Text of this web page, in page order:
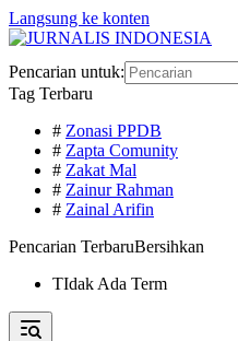
Langsung ke konten
Pencarian untuk:
Tag Terbaru
# Zonasi PPDB
# Zapta Comunity
# Zakat Mal
# Zainur Rahman
# Zainal Arifin
Pencarian TerbaruBersihkan
TIdak Ada Term